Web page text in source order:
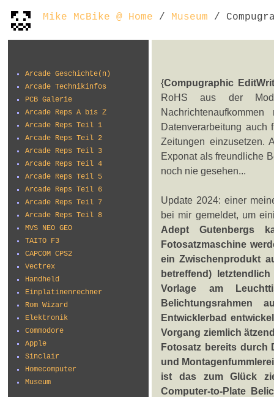
Mike McBike @ Home / Museum /
Arcade Geschichte(n)
Arcade Technikinfos
PCB Galerie
Arcade Reps A bis Z
Arcade Reps Teil 1
Arcade Reps Teil 2
Arcade Reps Teil 3
Arcade Reps Teil 4
Arcade Reps Teil 5
Arcade Reps Teil 6
Arcade Reps Teil 7
Arcade Reps Teil 8
MVS NEO GEO
TAITO F3
CAPCOM CPS2
Vectrex
Handheld
Einplatinenrechner
Rom Wizard
Elektronik
Commodore
Apple
Sinclair
Homecomputer
Museum
{Compugraphic
RoHS aus der
Datenverarbeitung
Zeitungen einzusetzen.
Exponat als freundliche
noch nie gesehen...
Update 2024: einer
bei mir gemeldet, um
Adept Gutenbergs
Fotosatzmaschine
ein Zwischenprodukt
betreffend)
Vorlage am
Belichtungsrahmen
Entwicklerbad
Vorgang ziemlich
Fotosatz bereits durch
und
ist das zum Glück
Computer-to-Plate